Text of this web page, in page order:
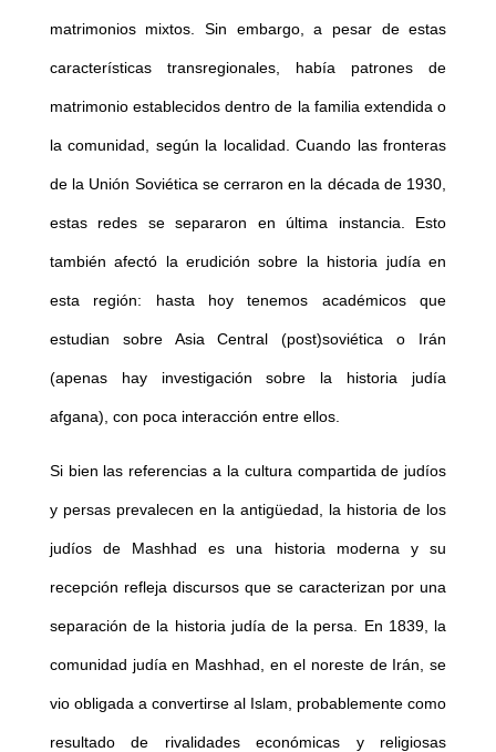
matrimonios mixtos. Sin embargo, a pesar de estas
características transregionales, había patrones de
matrimonio establecidos dentro de la familia extendida o
la comunidad, según la localidad. Cuando las fronteras
de la Unión Soviética se cerraron en la década de 1930,
estas redes se separaron en última instancia. Esto
también afectó la erudición sobre la historia judía en
esta región: hasta hoy tenemos académicos que
estudian sobre Asia Central (post)soviética o Irán
(apenas hay investigación sobre la historia judía
afgana), con poca interacción entre ellos.
Si bien las referencias a la cultura compartida de judíos
y persas prevalecen en la antigüedad, la historia de los
judíos de Mashhad es una historia moderna y su
recepción refleja discursos que se caracterizan por una
separación de la historia judía de la persa. En 1839, la
comunidad judía en Mashhad, en el noreste de Irán, se
vio obligada a convertirse al Islam, probablemente como
resultado de rivalidades económicas y religiosas